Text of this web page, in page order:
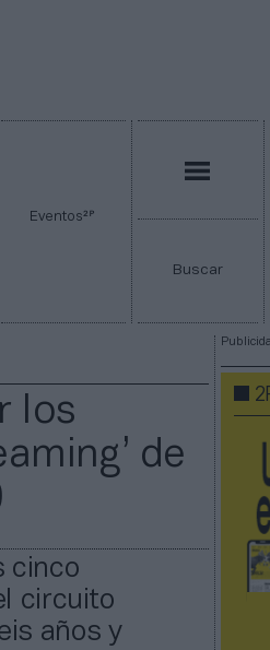
Eventos2P
Buscar
los
de
cinco
circuito
años y